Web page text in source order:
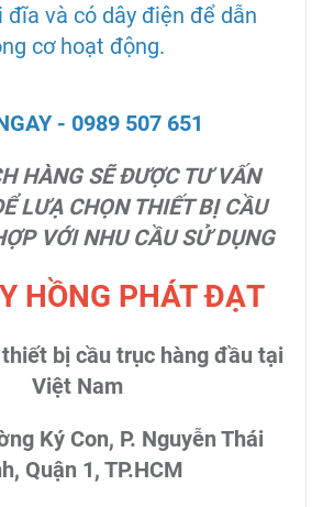
đĩa và có dây điện để dẫn
cơ hoạt động.
- 0989 507 651
HÀNG SẼ ĐƯỢC TƯ VẤN
LƯẠ CHỌN THIẾT BỊ CẦU
VỚI NHU CẦU SỬ DỤNG
HỒNG PHÁT ĐẠT
bị cầu trục hàng đầu tại
Việt Nam
Ký Con, P. Nguyễn Thái
Quận 1, TP.HCM